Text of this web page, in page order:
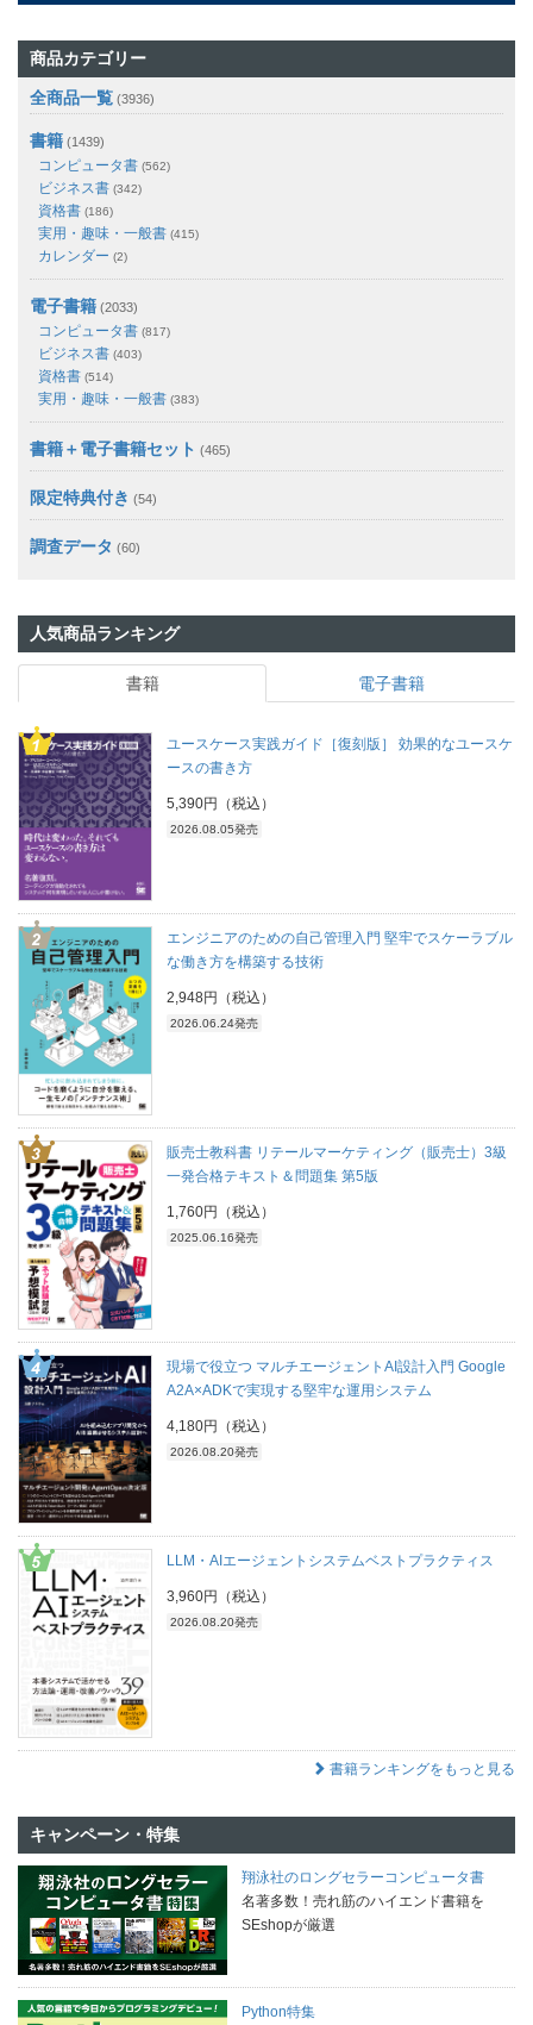
商品カテゴリー
全商品一覧 (3936)
書籍 (1439)
コンピュータ書 (562)
ビジネス書 (342)
資格書 (186)
実用・趣味・一般書 (415)
カレンダー (2)
電子書籍 (2033)
コンピュータ書 (817)
ビジネス書 (403)
資格書 (514)
実用・趣味・一般書 (383)
書籍＋電子書籍セット (465)
限定特典付き (54)
調査データ (60)
人気商品ランキング
書籍 電子書籍
ユースケース実践ガイド［復刻版］ 効果的なユースケ
ースの書き方
5,390円（税込）
2026.08.05発売
エンジニアのための自己管理入門 堅牢でスケーラブル
な働き方を構築する技術
2,948円（税込）
2026.06.24発売
販売士教科書 リテールマーケティング（販売士）3級
一発合格テキスト＆問題集 第5版
1,760円（税込）
2025.06.16発売
現場で役立つ マルチエージェントAI設計入門 Google
A2A×ADKで実現する堅牢な運用システム
4,180円（税込）
2026.08.20発売
LLM・AIエージェントシステムベストプラクティス
3,960円（税込）
2026.08.20発売
書籍ランキングをもっと見る
キャンペーン・特集
翔泳社のロングセラーコンピュータ書
名著多数！売れ筋のハイエンド書籍を
SEshopが厳選
Python特集